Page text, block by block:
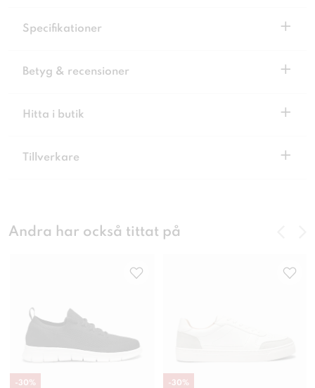
Specifikationer +
Betyg & recensioner +
Hitta i butik +
Tillverkare +
Andra har också tittat på
-30% -30%